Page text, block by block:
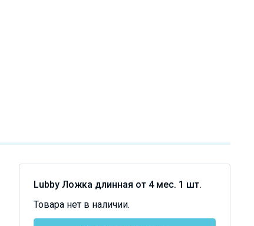
Lubby Ложка длинная от 4 мес. 1 шт.
Товара нет в наличии.